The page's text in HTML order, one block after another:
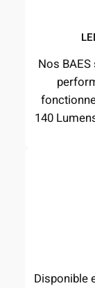
Nos
140
Disponible